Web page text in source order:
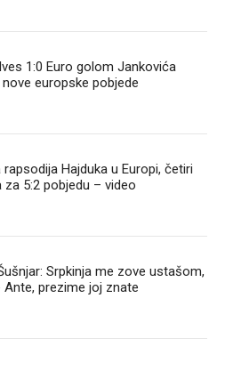
1:0 Euro golom Jankovića
nove europske pobjede
rapsodija Hajduka u Europi, četiri
za 5:2 pobjedu – video
Srpkinja me zove ustašom,
Ante, prezime joj znate